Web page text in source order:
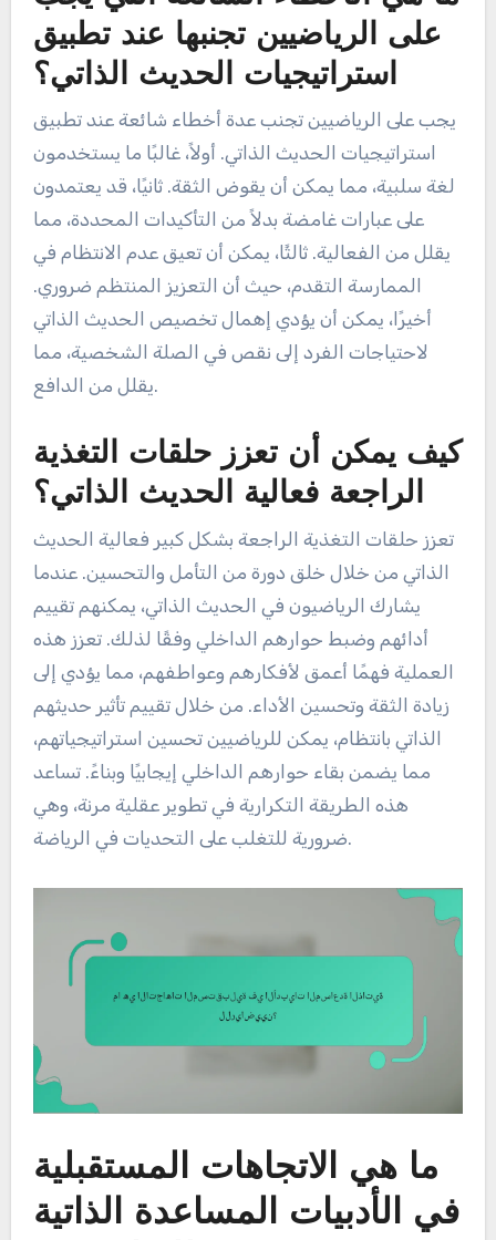
على الرياضيين تجنبها عند تطبيق
استراتيجيات الحديث الذاتي؟
يجب على الرياضيين تجنب عدة أخطاء شائعة عند تطبيق
استراتيجيات الحديث الذاتي. أولاً، غالبًا ما يستخدمون
لغة سلبية، مما يمكن أن يقوض الثقة. ثانيًا، قد يعتمدون
على عبارات غامضة بدلاً من التأكيدات المحددة، مما
يقلل من الفعالية. ثالثًا، يمكن أن تعيق عدم الانتظام في
الممارسة التقدم، حيث أن التعزيز المنتظم ضروري.
أخيرًا، يمكن أن يؤدي إهمال تخصيص الحديث الذاتي
لاحتياجات الفرد إلى نقص في الصلة الشخصية، مما
يقلل من الدافع.
كيف يمكن أن تعزز حلقات التغذية
الراجعة فعالية الحديث الذاتي؟
تعزز حلقات التغذية الراجعة بشكل كبير فعالية الحديث
الذاتي من خلال خلق دورة من التأمل والتحسين. عندما
يشارك الرياضيون في الحديث الذاتي، يمكنهم تقييم
أدائهم وضبط حوارهم الداخلي وفقًا لذلك. تعزز هذه
العملية فهمًا أعمق لأفكارهم وعواطفهم، مما يؤدي إلى
زيادة الثقة وتحسين الأداء. من خلال تقييم تأثير حديثهم
الذاتي بانتظام، يمكن للرياضيين تحسين استراتيجياتهم،
مما يضمن بقاء حوارهم الداخلي إيجابيًا وبناءً. تساعد
هذه الطريقة التكرارية في تطوير عقلية مرنة، وهي
ضرورية للتغلب على التحديات في الرياضة.
ما هي الاتجاهات المستقبلية
في الأدبيات المساعدة الذاتية